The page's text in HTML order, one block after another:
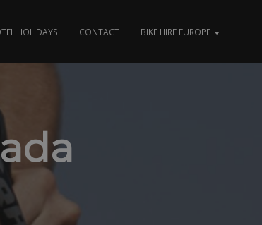
HOLIDAYS CONTACT BIKE HIRE EUROPE